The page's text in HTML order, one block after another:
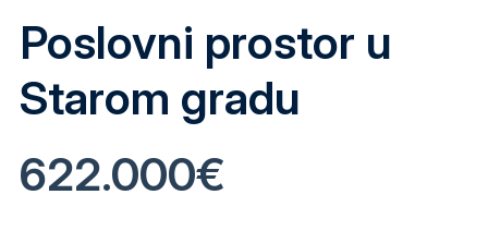
Poslovni prostor u
Starom gradu
622.000€